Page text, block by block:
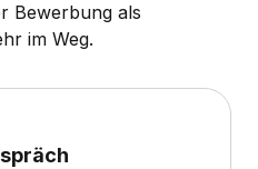
Bewerbung als
im Weg.